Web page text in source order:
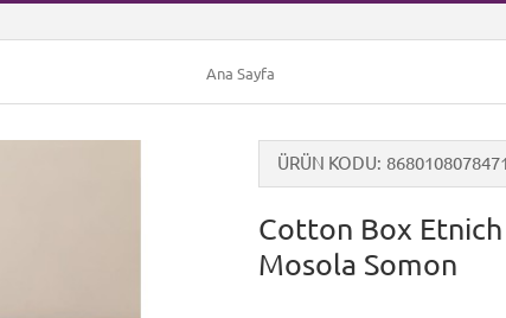
Ana Sayfa
ÜRÜN KODU 8680108078471
Cotton Box Etnich
Mosola Somon